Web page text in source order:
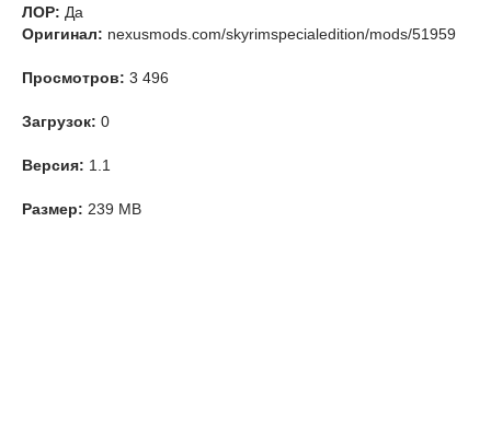
ЛОР: Да
Оригинал: nexusmods.com/skyrimspecialedition/mods/51959
Просмотров: 3 496
Загрузок: 0
Версия: 1.1
Размер: 239 MB